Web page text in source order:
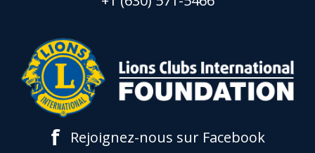
f Rejoignez-nous sur Facebook